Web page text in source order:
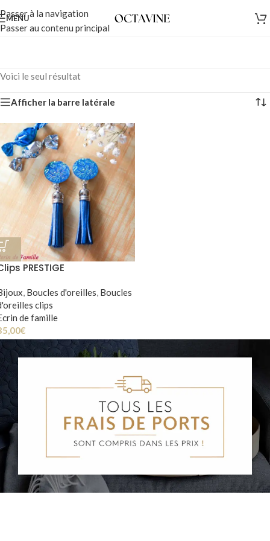
Passer à la navigation
Passer au contenu principal
MENU
Voici le seul résultat
Afficher la barre latérale
PRESTIGE
, Boucles d'oreilles, Boucles
clips
de famille
€